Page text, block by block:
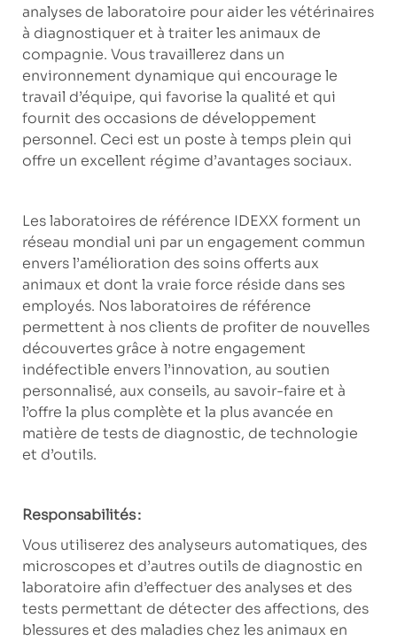
analyses de laboratoire pour aider les vétérinaires
à diagnostiquer et à traiter les animaux de
compagnie. Vous travaillerez dans un
environnement dynamique qui encourage le
travail d’équipe, qui favorise la qualité et qui
fournit des occasions de développement
personnel. Ceci est un poste à temps plein qui
offre un excellent régime d’avantages sociaux.
Les laboratoires de référence IDEXX forment un
réseau mondial uni par un engagement commun
envers l’amélioration des soins offerts aux
animaux et dont la vraie force réside dans ses
employés. Nos laboratoires de référence
permettent à nos clients de profiter de nouvelles
découvertes grâce à notre engagement
indéfectible envers l’innovation, au soutien
personnalisé, aux conseils, au savoir-faire et à
l’offre la plus complète et la plus avancée en
matière de tests de diagnostic, de technologie
et d’outils.
Responsabilités :
Vous utiliserez des analyseurs automatiques, des
microscopes et d’autres outils de diagnostic en
laboratoire afin d’effectuer des analyses et des
tests permettant de détecter des affections, des
blessures et des maladies chez les animaux en